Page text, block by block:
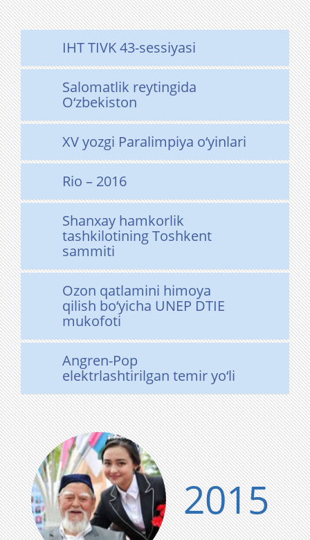
IHT TIVK 43-sessiyasi
Salomatlik reytingida
O‘zbekiston
XV yozgi Paralimpiya o‘yinlari
Rio – 2016
Shanxay hamkorlik
tashkilotining Toshkent
sammiti
Ozon qatlamini himoya
qilish bo‘yicha UNEP DTIE
mukofoti
Angren-Pop
elektrlashtirilgan temir yo‘li
2015